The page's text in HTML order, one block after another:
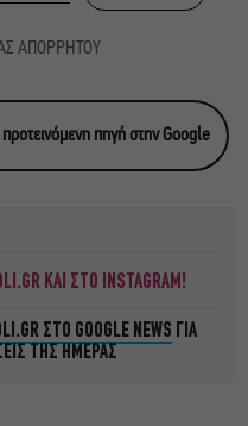
ΑΠΟΡΡΗΤΟΥ
πηγή στην Google
ΚΑΙ ΣΤΟ INSTAGRAM!
ΣΤΟ GOOGLE NEWS ΓΙΑ
ΤΗΣ ΗΜΕΡΑΣ